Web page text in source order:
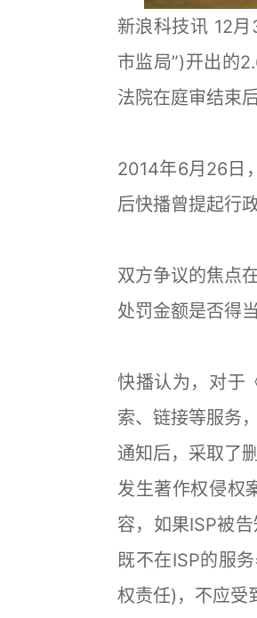
新浪科技讯 12
市监局”)开出的
法院在庭审结束
2014年6月26日
后快播曾提起行
双方争议的焦点
处罚金额是否得当
快播认为，对于
索、链接等服务
通知后，采取了
发生著作权侵权
容，如果ISP被
既不在ISP的服
权责任)，不应受